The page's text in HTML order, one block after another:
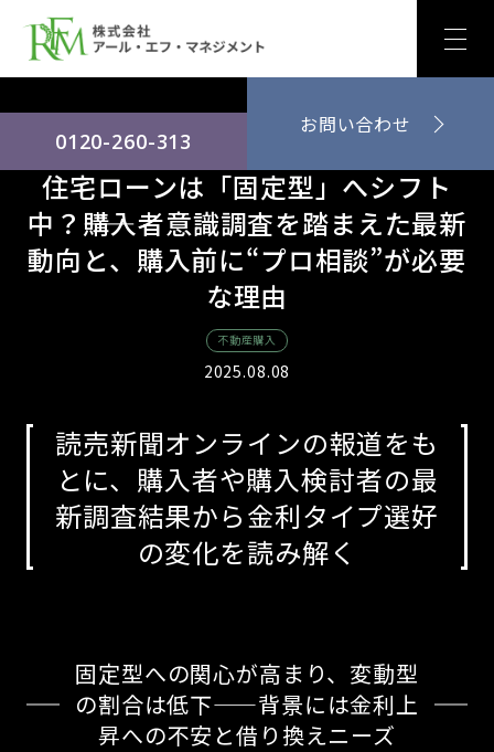
0120-260-313
お問い合わせ
住宅ローンは「固定型」へシフト
中？――購入者意識調査を踏まえた最新
動向と、購入前に“プロ相談”が必要
な理由
不動産購入
2025.08.08
読売新聞オンラインの報道をも
とに、購入者や購入検討者の最
新調査結果から金利タイプ選好
の変化を読み解く
固定型への関心が高まり、変動型
の割合は低下——背景には金利上
昇への不安と借り換えニーズ